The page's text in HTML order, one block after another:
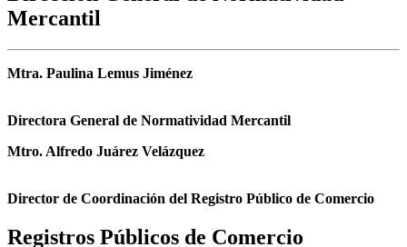
Mercantil
Mtra. Paulina Lemus Jiménez
Directora General de Normatividad Mercantil
Mtro. Alfredo Juárez Velázquez
Director de Coordinación del Registro Público de Comercio
Registros Públicos de Comercio